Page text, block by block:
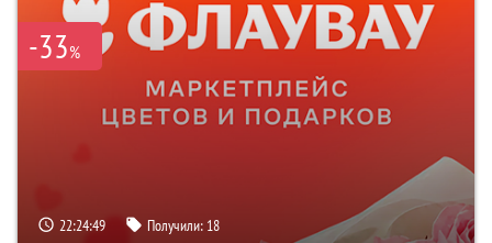
-33%
22:24:48 Получили: 18